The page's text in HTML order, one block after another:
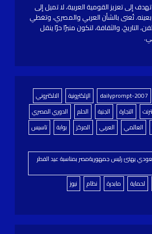
إلى تعزيز القومية العربية، لا تميل إلى
بعينه. تُعنى بالشأن العربي والمصري، وتغطي
التاريخ، والثقافة، لتكون منبرًا حرًا ينقل
dailyprompt-2007 الإلكترونية
الالكتروني
التجارة الجنية الحلم
الدوري المصري
العالمي العربي المركز بوابة
تاسيس
يهنئ رئيس جمهوريةمصر بمناسبة عيد الفطر
لحماية مابدرة نظام نيوز